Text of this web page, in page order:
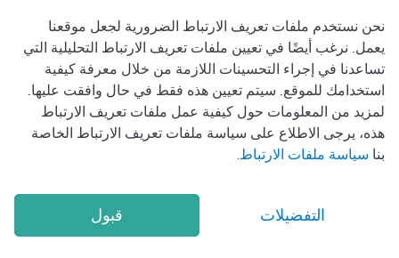
2026 Okadoc Technologies FZ-LLC
سياسة الخصوصية
شروط الاستخدام
سياسة ملفات تعريف الارتباط
نحن نستخدم ملفات تعريف الارتباط الضرورية لجعل موقعنا
يعمل. نرغب أيضًا في تعيين ملفات تعريف الارتباط التحليلية التي
تساعدنا في إجراء التحسينات اللازمة من خلال معرفة كيفية
استخدامك للموقع. سيتم تعيين هذه فقط في حال وافقت عليها.
لمزيد من المعلومات حول كيفية عمل ملفات تعريف الارتباط
هذه، يرجى الاطلاع على سياسة ملفات تعريف الارتباط الخاصة
بنا سياسة ملفات الارتباط.
التفضيلات قبول